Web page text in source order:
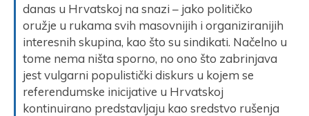
danas u Hrvatskoj na snazi – jako političko
oružje u rukama svih masovnijih i organiziranijih
interesnih skupina, kao što su sindikati. Načelno u
tome nema ništa sporno, no ono što zabrinjava
jest vulgarni populistički diskurs u kojem se
referendumske inicijative u Hrvatskoj
kontinuirano predstavljaju kao sredstvo rušenja